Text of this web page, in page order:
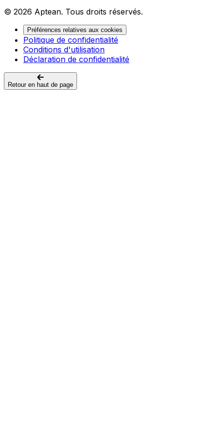
© 2026 Aptean. Tous droits réservés.
Préférences relatives aux cookies
Politique de confidentialité
Conditions d'utilisation
Déclaration de confidentialité
Retour en haut de page